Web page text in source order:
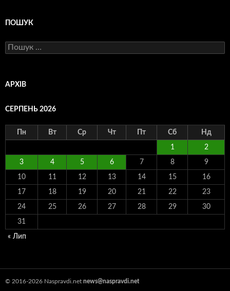
ПОШУК
Пошук:
АРХІВ
СЕРПЕНЬ 2026
Пн Вт Ср Чт Пт Сб Нд
1 2
3 4 5 6 7 8 9
10 11 12 13 14 15 16
17 18 19 20 21 22 23
24 25 26 27 28 29 30
31
« Лип
© 2016-2026 Naspravdi.net news@naspravdi.net